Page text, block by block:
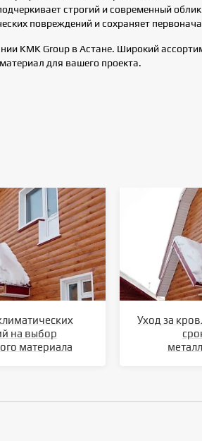
строгий и современный
повреждений и сохраняет
KMK Group в Астане. Широкий
для вашего проекта.
на выбор
материала
Уход за